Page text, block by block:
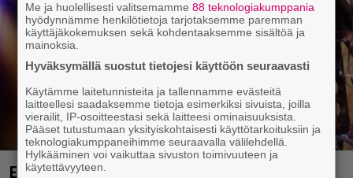
Eurojackpotissa poksahti 32,7 miljoonaa, ja tänne
Me ja huolellisesti valitsemamme88 teknologiakumppania
hyödynnämme henkilötietoja tarjotaksemme paremman
käyttäjäkokemuksen sekä kohdentaaksemme sisältöä ja
mainoksia.
Hyväksymällä suostut tietojesi käyttöön seuraavasti
Käytämme laitetunnisteita ja tallennamme evästeitä
laitteellesi saadaksemme tietoja esimerkiksi sivuista, joilla
vierailit, IP-osoitteestasi sekä laitteesi ominaisuuksista.
Pääset tutustumaan yksityiskohtaisesti käyttötarkoituksiin ja
teknologiakumppaneihimme seuraavalla välilehdellä.
Hylkääminen voi vaikuttaa sivuston toimivuuteen ja
käytettävyyteen.